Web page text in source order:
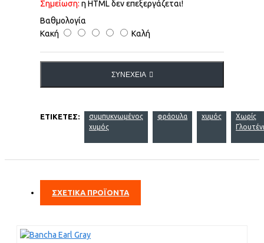
Σημείωση: η HTML δεν επεξεργάζεται!
Βαθμολογία
Κακή
Καλή
ΣΥΝΈΧΕΙΑ
ΕΤΙΚΈΤΕΣ:
συμπυκνωμένος
χυμός
φράουλα χυμός
Χωρίς
ΣΧΕΤΙΚΑ ΠΡΟΪΟΝΤΑ